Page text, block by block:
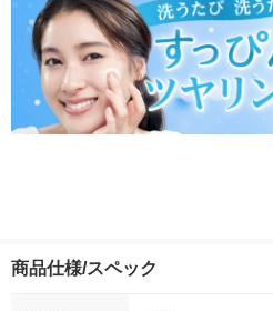
商品仕様/スペック